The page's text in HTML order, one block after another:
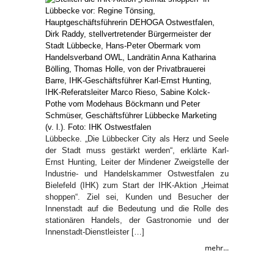
Lübbecke. „Die Lübbecker City als Herz und Seele
der Stadt muss gestärkt werden“, erklärte Karl-
Ernst Hunting, Leiter der Mindener Zweigstelle der
Industrie- und Handelskammer Ostwestfalen zu
Bielefeld (IHK) zum Start der IHK-Aktion „Heimat
shoppen“. Ziel sei, Kunden und Besucher der
Innenstadt auf die Bedeutung und die Rolle des
stationären Handels, der Gastronomie und der
Innenstadt-Dienstleister […]
mehr...